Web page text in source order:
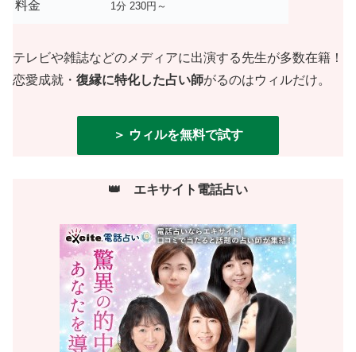
料金 1分 230円～
テレビや雑誌などのメディアに出演する先生が多数在籍！
恋愛成就・ 復縁に特化した占い師がるのはウィルだけ。
＞ ウィルを無料で試す
👑 エキサイト電話占い